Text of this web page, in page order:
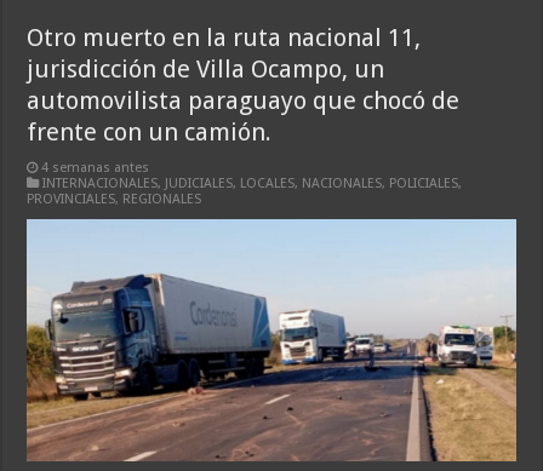
Otro muerto en la ruta nacional 11,
jurisdicción de Villa Ocampo, un
automovilista paraguayo que chocó de
frente con un camión.
4 semanas antes
INTERNACIONALES, JUDICIALES, LOCALES, NACIONALES, POLICIALES,
PROVINCIALES, REGIONALES